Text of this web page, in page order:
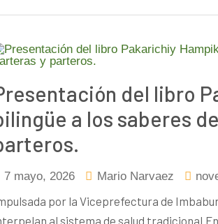
del libro
a los saberes
7 mayo, 2026 Mario Narvaez
por la Viceprefectura de
al sistema de salud